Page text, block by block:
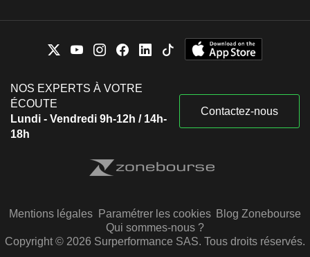
NOS EXPERTS À VOTRE
ÉCOUTE
Lundi - Vendredi 9h-12h / 14h-
18h
Contactez-nous
Mentions légales Paramétrer les cookies Blog Zonebourse
Qui sommes-nous ?
Copyright © 2026 Surperformance SAS. Tous droits réservés.